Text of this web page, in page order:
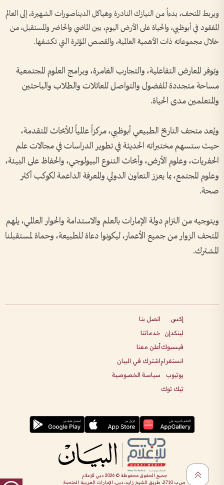
ويربط المتحف، بدءاً من النيازك النادرة وهياكل الديناصورات الشهيرة، إلى العالم
المفقود في أبوظبي، والحياة على الأرض اليوم، بين الماضي والحاضر والمستقبل، من
خلال مجموعاته ذات الأهمية العالمية، والقصص المؤثرة التي تكشفها.
وتوفر المعارض التفاعلية، والتجارب الغامرة، وبرامج العلوم المجتمعية
مساحة متجددة للفضول والتواصل للعائلات والطلاب والباحثين
والمتعلمين مدى الحياة.
ويُعد متحف التاريخ الطبيعي أبوظبي، مركزاً عالمياً للأبحاث المتقدمة،
حيث ستسهم مختبراته الحديثة في تطوير الدراسات في مجالات علم
الحفريات، وعلوم الأرض، وأبحاث التنوع البيولوجي، والحفاظ على البيئة،
وعلوم المجتمع، بما يعزز التعاون الدولي والمعرفة الداعمة لكوكب أكثر
صحة.
وبتوجيه من التزام دولة الإمارات بالعلم والاستدامة والحوار العالمي، يلهم
المتحف الزوار من جميع الأعمار، ليكونوا دعاة للطبيعة، وحماة لمستقبلنا
المشترك.
إكس
لينكدإن
فيسبوك
انستغرام
يوتيوب
تيك توك
اتصل بنا
خدماتنا
أعلن معنا
اشترك في البيان
سياسة الخصوصية
جميع الحقوق محفوظة ©2026 دبي للإعلام
ص.ب 2710، طريق الشيخ زايد، دبي، الإمارات العربية المتحدة